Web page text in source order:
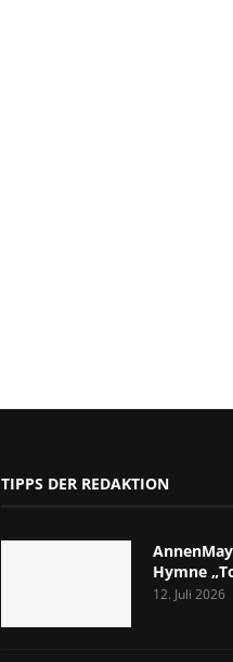
TIPPS DER REDAKTION
Hymne
12. Juli 2026